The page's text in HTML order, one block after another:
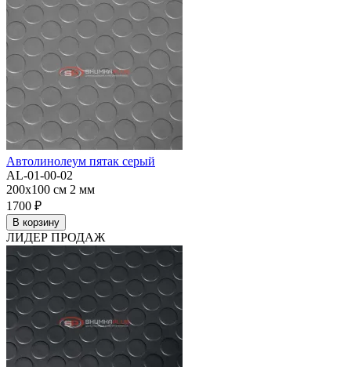
Автолинолеум пятак серый
AL-01-00-02
200x100 см 2 мм
1700 ₽
В корзину
ЛИДЕР ПРОДАЖ